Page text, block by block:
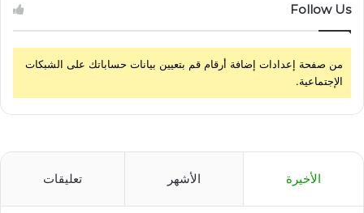
Follow Us
من صفحة إعدادات إضافة أرقام قم بتعيين بيانات حساباتك على الشبكات
الإجتماعية.
الأخيرة الأشهر تعليقات